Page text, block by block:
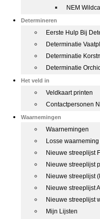
NEM
Determineren
Eerste Hulp Bij
Determinatie
Determinatie
Determinatie
Het veld in
Veldkaart printen
Contactpersonen
Waarnemingen
Waarnemingen
Losse
Nieuwe streeplijst
Nieuwe streeplijst
Nieuwe streeplijst
Nieuwe streeplijst
Nieuwe streeplijst
Mijn Lijsten